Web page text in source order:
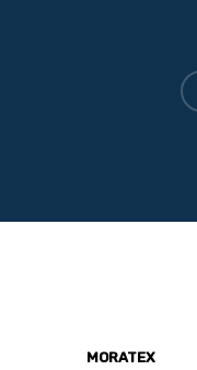
MORATEX